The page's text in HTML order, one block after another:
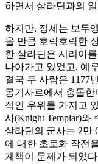
하면서 살라딘과의
하지만, 정세는 보두
을 만큼 호락호락한
한 살라딘은 시리아
나아가고 있었고, 예
결국 두 사람은 1177
몽기사르에서 충돌
적인 우위를 가지고
사(Knight Templar)와
살라딘의 군사는 2만
에 대한 초토화 작전
계책이 문제가 되었